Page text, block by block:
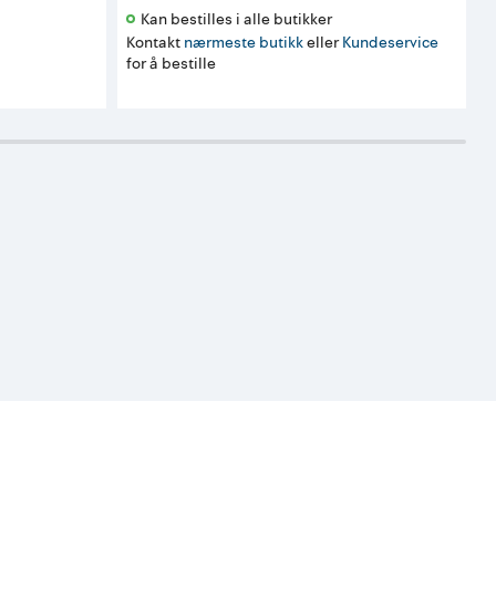
Kan bestilles i alle butikker
Kontakt nærmeste butikkellerKundeservice
for å bestille